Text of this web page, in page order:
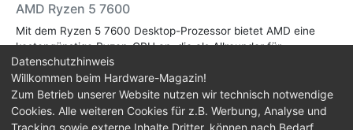
AMD Ryzen 5 7600
Mit dem Ryzen 5 7600 Desktop-Prozessor bietet AMD eine
kostengünstige Ryzen-CPU an, die als Allrounder für
verschiedene Workloads im heimischen PC dienen soll. Wir
haben sie in der Praxis ausgiebig getestet.
Impressum| Kontakt |Jobs |Datenschutz |
Datenschutzhinweis
Willkommen beim Hardware-Magazin!
Zum Betrieb unserer Website nutzen wir technisch notwendige
Cookies. Alle weiteren Cookies für z.B. Werbung, Analyse und
Tracking sowie externe Inhalte Dritter, können nach Bedarf